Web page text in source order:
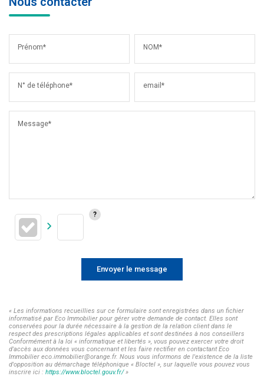
Prénom* NOM*
N° de téléphone* email*
Message*
Envoyer le message
« Les informations recueillies sur ce formulaire sont enregistrées dans un fichier
informatisé par Eco Immobilier pour gérer votre demande de contact. Elles sont
conservées pour la durée nécessaire à la gestion de la relation client dans le
respect des prescriptions légales applicables et sont destinées à nos conseillers
Conformément à la loi « informatique et libertés », vous pouvez exercer votre droit
d'accès aux données vous concernant et les faire rectifier en contactant Eco
Immobilier eco.immobilier@orange.fr. Nous vous informons de l'existence de la liste
d'opposition au démarchage téléphonique « Bloctel », sur laquelle vous pouvez vous
inscrire ici : https://www.bloctel.gouv.fr/»